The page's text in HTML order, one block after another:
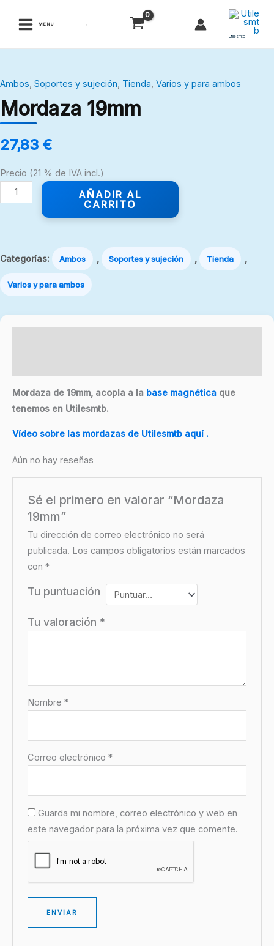
MENU
Utilesmtb
Ambos, Soportes y sujeción, Tienda, Varios y para ambos
Mordaza 19mm
27,83 €
Precio (21 % de IVA incl.)
19mm
cantidad
AÑADIR AL
CARRITO
Categorías: Ambos , Soportes y sujeción , Tienda ,
Varios y para ambos
Mordaza de 19mm, acopla a la base magnética que
tenemos en Utilesmtb.
Vídeo sobre las mordazas de Utilesmtb aquí .
Aún no hay reseñas
Sé el primero en valorar “Mordaza
19mm”
Tu dirección de correo electrónico no será
publicada. Los campos obligatorios están marcados
con*
Tu puntuación
Tu valoración *
Nombre*
Correo electrónico*
Guarda mi nombre, correo electrónico y web en
este navegador para la próxima vez que comente.